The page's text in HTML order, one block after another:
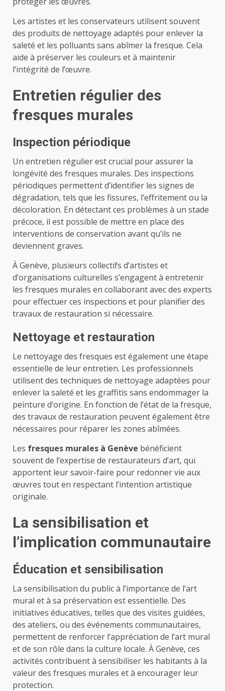
Les artistes et les conservateurs utilisent souvent
des produits de nettoyage adaptés pour enlever la
saleté et les polluants sans abîmer la fresque. Cela
aide à préserver les couleurs et à maintenir
l’intégrité de l’œuvre.
Entretien régulier des
fresques murales
Inspection périodique
Un entretien régulier est crucial pour assurer la
longévité des fresques murales. Des inspections
périodiques permettent d’identifier les signes de
dégradation, tels que les fissures, l’effritement ou la
décoloration. En détectant ces problèmes à un stade
précoce, il est possible de mettre en place des
interventions de conservation avant qu’ils ne
deviennent graves.
À Genève, plusieurs collectifs d’artistes et
d’organisations culturelles s’engagent à entretenir
les fresques murales en collaborant avec des experts
pour effectuer ces inspections et pour planifier des
travaux de restauration si nécessaire.
Nettoyage et restauration
Le nettoyage des fresques est également une étape
essentielle de leur entretien. Les professionnels
utilisent des techniques de nettoyage adaptées pour
enlever la saleté et les graffitis sans endommager la
peinture d’origine. En fonction de l’état de la fresque,
des travaux de restauration peuvent également être
nécessaires pour réparer les zones abîmées.
Les fresques murales à Genève bénéficient
souvent de l’expertise de restaurateurs d’art, qui
apportent leur savoir-faire pour redonner vie aux
œuvres tout en respectant l’intention artistique
originale.
La sensibilisation et
l’implication communautaire
Éducation et sensibilisation
La sensibilisation du public à l’importance de l’art
mural et à sa préservation est essentielle. Des
initiatives éducatives, telles que des visites guidées,
des ateliers, ou des événements communautaires,
permettent de renforcer l’appréciation de l’art mural
et de son rôle dans la culture locale. À Genève, ces
activités contribuent à sensibiliser les habitants à la
valeur des fresques murales et à encourager leur
protection.